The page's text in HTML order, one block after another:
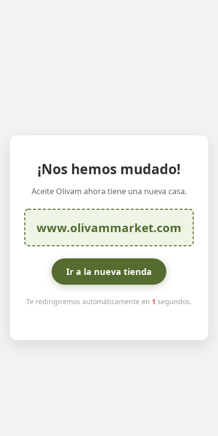
¡Nos hemos mudado!
Aceite Olivam ahora tiene una nueva casa.
www.olivammarket.com
Ir a la nueva tienda
Te redirigiremos automáticamente en 1 segundos.